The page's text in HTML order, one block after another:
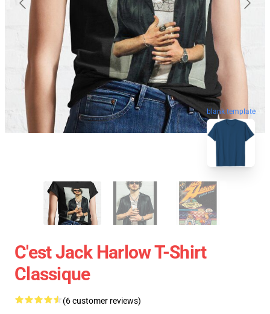
blank template
C'est Jack Harlow T-Shirt
Classique
(6 customer reviews)